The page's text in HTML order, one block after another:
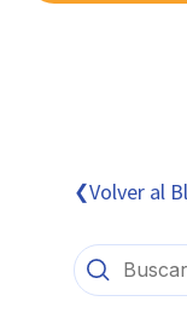
❮Volver al